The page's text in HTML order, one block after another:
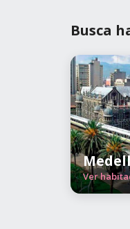
Busca
Ver